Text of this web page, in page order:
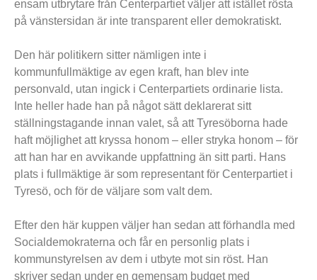
ensam utbrytare från Centerpartiet väljer att istället rösta
på vänstersidan är inte transparent eller demokratiskt.
Den här politikern sitter nämligen inte i
kommunfullmäktige av egen kraft, han blev inte
personvald, utan ingick i Centerpartiets ordinarie lista.
Inte heller hade han på något sätt deklarerat sitt
ställningstagande innan valet, så att Tyresöborna hade
haft möjlighet att kryssa honom – eller stryka honom – för
att han har en avvikande uppfattning än sitt parti. Hans
plats i fullmäktige är som representant för Centerpartiet i
Tyresö, och för de väljare som valt dem.
Efter den här kuppen väljer han sedan att förhandla med
Socialdemokraterna och får en personlig plats i
kommunstyrelsen av dem i utbyte mot sin röst. Han
skriver sedan under en gemensam budget med